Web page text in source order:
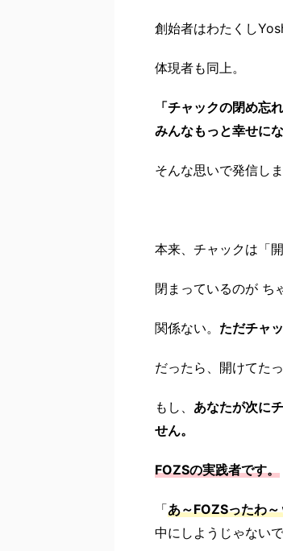
創始者はわたくし
体現者も同上。
「チャックの閉め忘
みんなもっと幸せに
そんな思いで発信しま
本来、チャックは「
閉まっているのが ち
関係ない。 ただチャ
だったら、開けてた
もし、 あなたが次に
せん。
FOZSの実践者です。
「あ～FOZSったわ～
中にしようじゃないで